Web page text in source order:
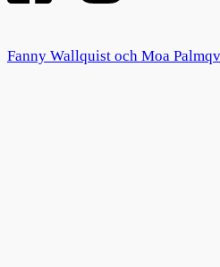
Fanny Wallquist och Moa